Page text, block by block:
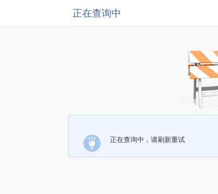
正在查询中
正在查询中，请刷新重试